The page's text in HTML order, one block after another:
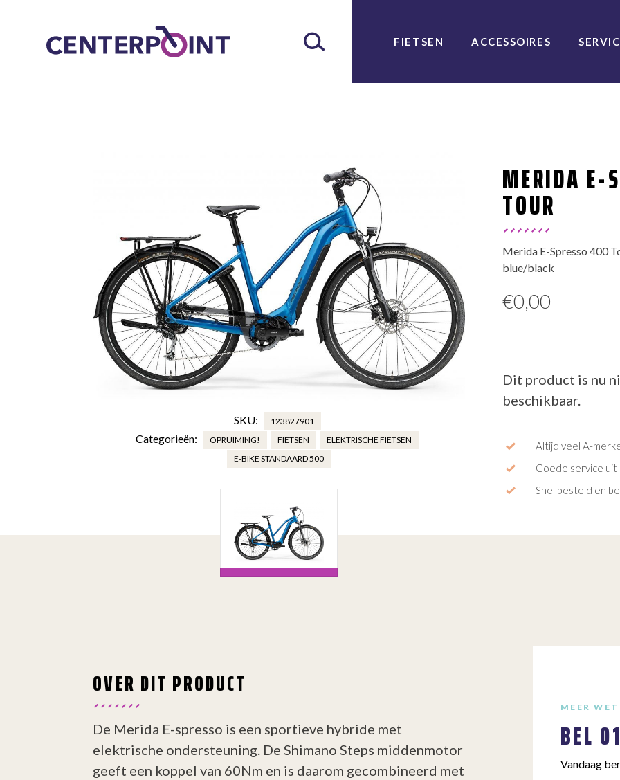
FIETSEN ACCESSOIRES
SKU: 123827901
Categorieën: OPRUIMING! FIETSEN
ELEKTRISCHE FIETSEN
E-BIKE STANDAARD 500
MERIDA E-
TOUR
Merida E-Spresso 400
blue/black
€0,00
Dit product is nu
beschikbaar.
Altijd veel A-
Goede service
Snel besteld en
OVER DIT PRODUCT
De Merida E-spresso is een sportieve hybride met
elektrische ondersteuning. De Shimano Steps middenmotor
geeft een koppel van 60Nm en is daarom gecombineerd met
MEER
BEL
Vandaag